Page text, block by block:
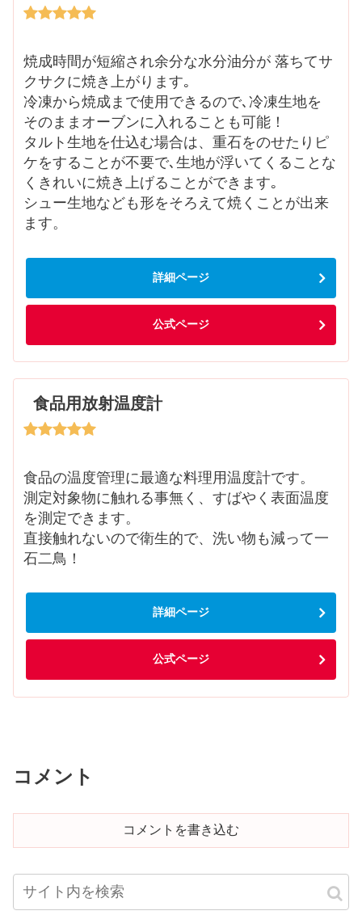
焼成時間が短縮され余分な水分油分が 落ちてサ
クサクに焼き上がります｡
冷凍から焼成まで使用できるので､冷凍生地を
そのままオーブンに入れることも可能！
タルト生地を仕込む場合は、重石をのせたりピ
ケをすることが不要で､生地が浮いてくることな
くきれいに焼き上げることができます｡
シュー生地なども形をそろえて焼くことが出来
ます。
詳細ページ
公式ページ
食品用放射温度計
食品の温度管理に最適な料理用温度計です。
測定対象物に触れる事無く、すばやく表面温度
を測定できます。
直接触れないので衛生的で、洗い物も減って一
石二鳥！
詳細ページ
公式ページ
コメント
コメントを書き込む